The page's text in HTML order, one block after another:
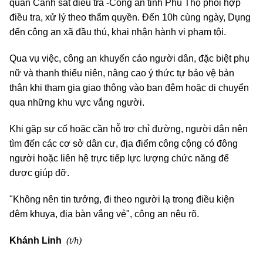
quan Cảnh sát điều tra -Công an tỉnh Phú Thọ phối hợp
điều tra, xử lý theo thẩm quyền. Đến 10h cùng ngày, Dụng
đến công an xã đầu thú, khai nhận hành vi phạm tội.
Qua vụ việc, công an khuyến cáo người dân, đặc biệt phụ
nữ và thanh thiếu niên, nâng cao ý thức tự bảo vệ bản
thân khi tham gia giao thông vào ban đêm hoặc di chuyển
qua những khu vực vắng người.
Khi gặp sự cố hoặc cần hỗ trợ chỉ đường, người dân nên
tìm đến các cơ sở dân cư, địa điểm công cộng có đông
người hoặc liên hệ trực tiếp lực lượng chức năng để
được giúp đỡ.
"Không nên tin tưởng, đi theo người lạ trong điều kiện
đêm khuya, địa bàn vắng vẻ", công an nêu rõ.
Khánh Linh (t/h)